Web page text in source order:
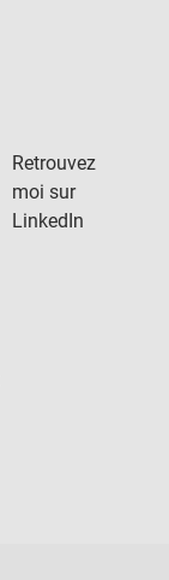
Retrouvez
moi sur
LinkedIn